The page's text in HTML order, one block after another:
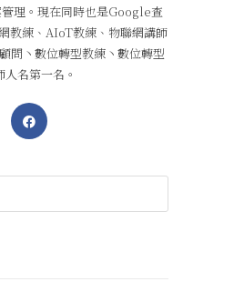
理。現在同時也是Google查
教練、AIoT教練、物聯網講師
問丶數位轉型教練丶數位轉型
人名第一名。